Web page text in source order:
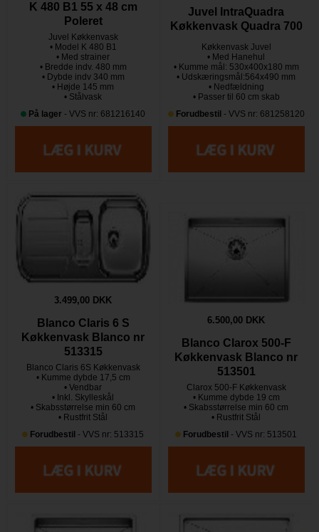
K 480 B1 55 x 48 cm
Poleret
Juvel Køkkenvask
• Model K 480 B1
• Med strainer
• Bredde indv. 480 mm
• Dybde indv 340 mm
• Højde 145 mm
• Stålvask
På lager - VVS nr: 681216140
Juvel IntraQuadra
Køkkenvask Quadra 700
Køkkenvask Juvel
• Med Hanehul
• Kumme mål: 530x400x180 mm
• Udskæringsmål:564x490 mm
• Nedfældning
• Passer til 60 cm skab
Forudbestil - VVS nr: 681258120
3.499,00 DKK
Blanco Claris 6 S
Køkkenvask Blanco nr
513315
Blanco Claris 6S Køkkenvask
• Kumme dybde 17,5 cm
• Vendbar
• Inkl. Skylleskål
• Skabsstørrelse min 60 cm
• Rustfrit Stål
Forudbestil - VVS nr: 513315
6.500,00 DKK
Blanco Clarox 500-F
Køkkenvask Blanco nr
513501
Clarox 500-F Køkkenvask
• Kumme dybde 19 cm
• Skabsstørrelse min 60 cm
• Rustfrit Stål
Forudbestil - VVS nr: 513501